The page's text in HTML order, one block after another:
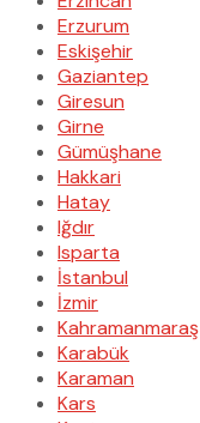
Erzurum
Eskişehir
Gaziantep
Giresun
Girne
Gümüşhane
Hakkari
Hatay
Iğdır
Isparta
İstanbul
İzmir
Kahramanmaraş
Karabük
Karaman
Kars